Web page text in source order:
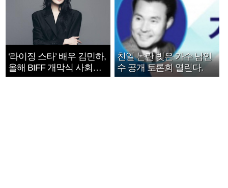
‘라이징 스타’ 배우 김민하,
올해 BIFF 개막식 사회자
확정
친일 논란 빚은 가수 남인
수 공개 토론회 열린다.